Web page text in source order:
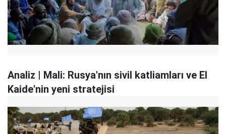
Analiz | Mali: Rusya'nın sivil katliamları ve El
Kaide'nin yeni stratejisi